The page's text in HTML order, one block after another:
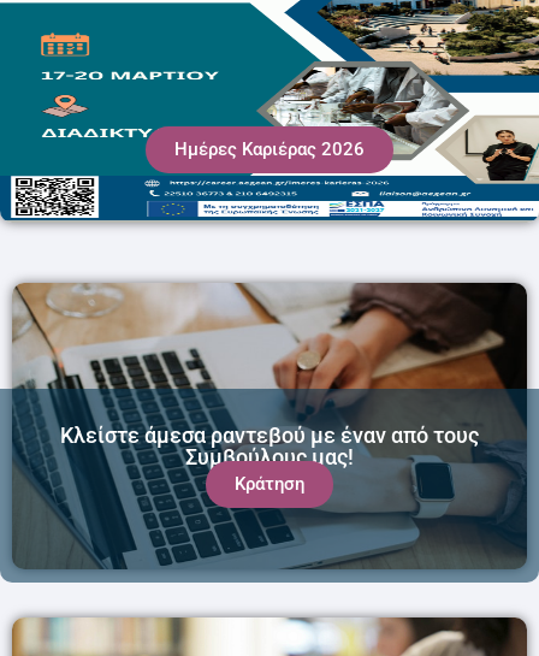
Ημέρες Καριέρας 2026
Κράτηση
Κλείστε άμεσα ραντεβού με έναν από τους
Συμβούλους μας!